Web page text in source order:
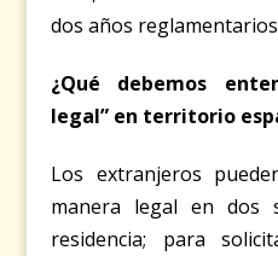
dos años
¿Qué debemos
legal” en territorio
Los extranjeros
manera legal en dos
residencia; para